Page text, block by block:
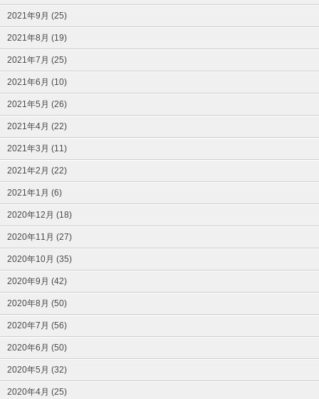
2021年9月 (25)
2021年8月 (19)
2021年7月 (25)
2021年6月 (10)
2021年5月 (26)
2021年4月 (22)
2021年3月 (11)
2021年2月 (22)
2021年1月 (6)
2020年12月 (18)
2020年11月 (27)
2020年10月 (35)
2020年9月 (42)
2020年8月 (50)
2020年7月 (56)
2020年6月 (50)
2020年5月 (32)
2020年4月 (25)